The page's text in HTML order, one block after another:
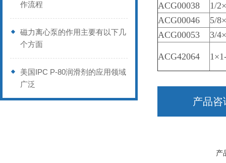
作流程
磁力离心泵的作用主要有以下几
个方面
美国IPC P-80润滑剂的应用领域
广泛
ACG00038
1/
ACG00046
5/
ACG00053
3/
ACG42064
产品咨
产